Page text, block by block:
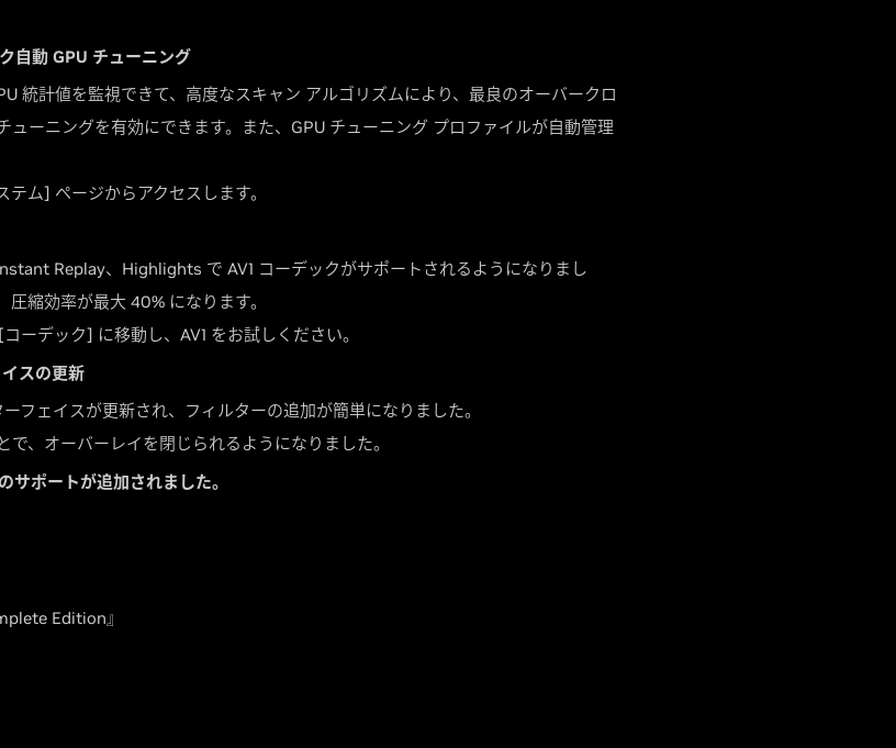
自動 GPU チューニング
統計値を監視できて、高度なスキャン アルゴリズムにより、最良のオーバークロ
ューニングを有効にできます。また、GPU チューニング プロファイルが自動管理
ム] ページからアクセスします。
Replay、Highlights で AV1 コーデックがサポートされるようになりまし
縮効率が最大 40% になります。
ーデック] に移動し、AV1 をお試しください。
スの更新
フェイスが更新され、フィルターの追加が簡単になりました。
で、オーバーレイを閉じられるようになりました。
サポートが追加されました。
Edition』